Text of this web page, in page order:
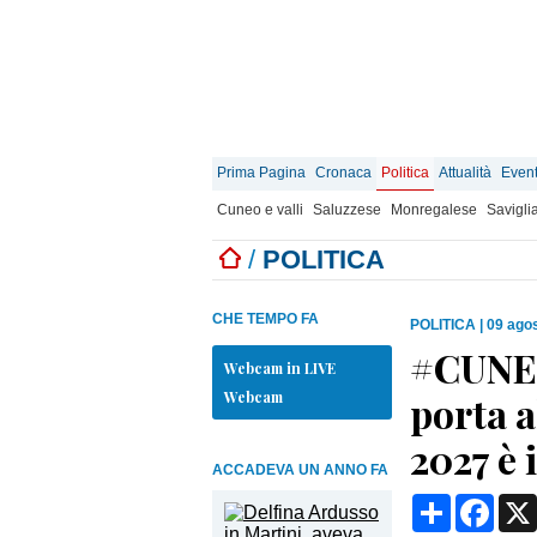
Prima Pagina Cronaca Politica Attualità
Cuneo e valli Saluzzese Monregalese
/ POLITICA
CHE TEMPO FA
Webcam in LIVE
Webcam
ACCADEVA UN ANNO FA
POLITICA 09
porta
2027
Condividi